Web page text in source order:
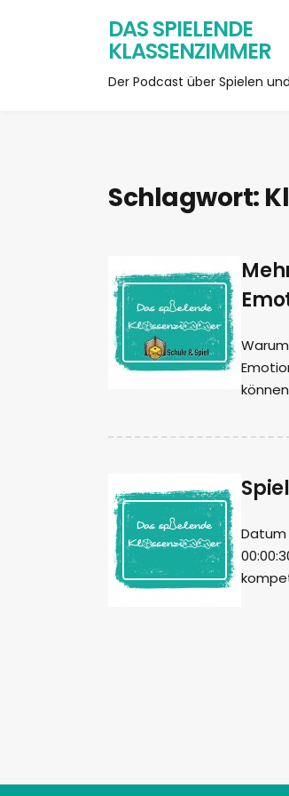
DAS SPIELENDE
KLASSENZIMMER
Der Podcast über Spielen
Schlagwort:
Datum